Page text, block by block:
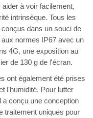
à voir facilement,
intrinsèque. Tous les
dans un souci de
normes IP67 avec un
4G, une exposition au
de 130 g de l'écran.
ont également été prises
l'humidité. Pour lutter
conçu une conception
traitement uniques pour